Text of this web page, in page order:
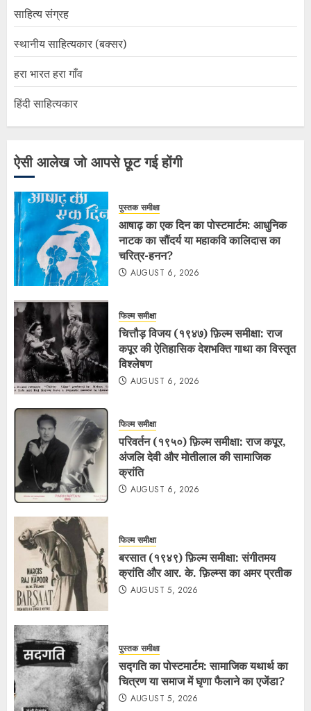
साहित्य संग्रह
स्थानीय साहित्यकार (बक्सर)
हरा भारत हरा गाँव
हिंदी साहित्यकार
ऐसी आलेख जो आपसे छूट गई होंगी
पुस्तक समीक्षा
आषाढ़ का एक दिन का पोस्टमार्टम: आधुनिक
नाटक का सौंदर्य या महाकवि कालिदास का
चरित्र-हनन?
AUGUST 6, 2026
फिल्म समीक्षा
चित्तौड़ विजय (१९४७) फ़िल्म समीक्षा: राज
कपूर की ऐतिहासिक देशभक्ति गाथा का विस्तृत
विश्लेषण
AUGUST 6, 2026
फिल्म समीक्षा
परिवर्तन (१९५०) फ़िल्म समीक्षा: राज कपूर,
अंजलि देवी और मोतीलाल की सामाजिक
क्रांति
AUGUST 6, 2026
फिल्म समीक्षा
बरसात (१९४९) फ़िल्म समीक्षा: संगीतमय
क्रांति और आर. के. फ़िल्म्स का अमर प्रतीक
AUGUST 5, 2026
पुस्तक समीक्षा
सद्गति का पोस्टमार्टम: सामाजिक यथार्थ का
चित्रण या समाज में घृणा फैलाने का एजेंडा?
AUGUST 5, 2026